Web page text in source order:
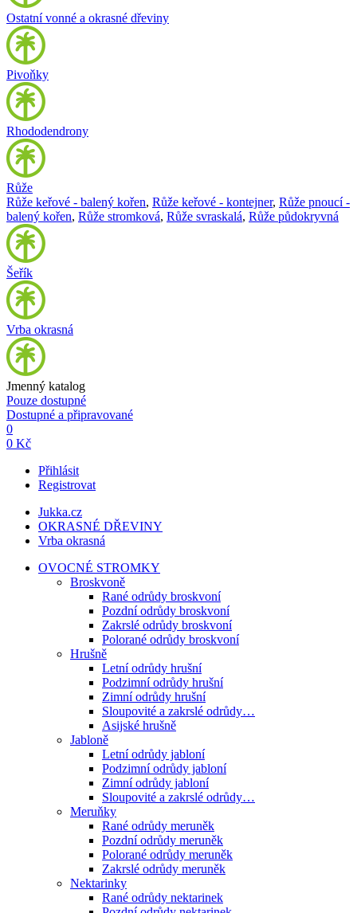
Ostatní vonné a okrasné dřeviny
Pivoňky
Rhododendrony
Růže
Růže keřové - balený kořen, Růže keřové - kontejner, Růže pnoucí -
balený kořen, Růže stromková, Růže svraskalá, Růže půdokryvná
Šeřík
Vrba okrasná
Jmenný katalog
Pouze dostupné
Dostupné a připravované
0
0 Kč
Přihlásit
Registrovat
Jukka.cz
OKRASNÉ DŘEVINY
Vrba okrasná
OVOCNÉ STROMKY
Broskvoně
Rané odrůdy broskvoní
Pozdní odrůdy broskvoní
Zakrslé odrůdy broskvoní
Polorané odrůdy broskvoní
Hrušně
Letní odrůdy hrušní
Podzimní odrůdy hrušní
Zimní odrůdy hrušní
Sloupovité a zakrslé odrůdy…
Asijské hrušně
Jabloně
Letní odrůdy jabloní
Podzimní odrůdy jabloní
Zimní odrůdy jabloní
Sloupovité a zakrslé odrůdy…
Meruňky
Rané odrůdy meruněk
Pozdní odrůdy meruněk
Polorané odrůdy meruněk
Zakrslé odrůdy meruněk
Nektarinky
Rané odrůdy nektarinek